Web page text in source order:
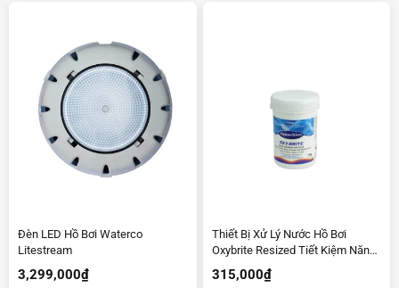
Đèn LED Hồ Bơi Waterco
Litestream
3,299,000₫
Thiết Bị Xử Lý Nước Hồ Bơi
Oxybrite Resized Tiết Kiệm Năng
315,000₫